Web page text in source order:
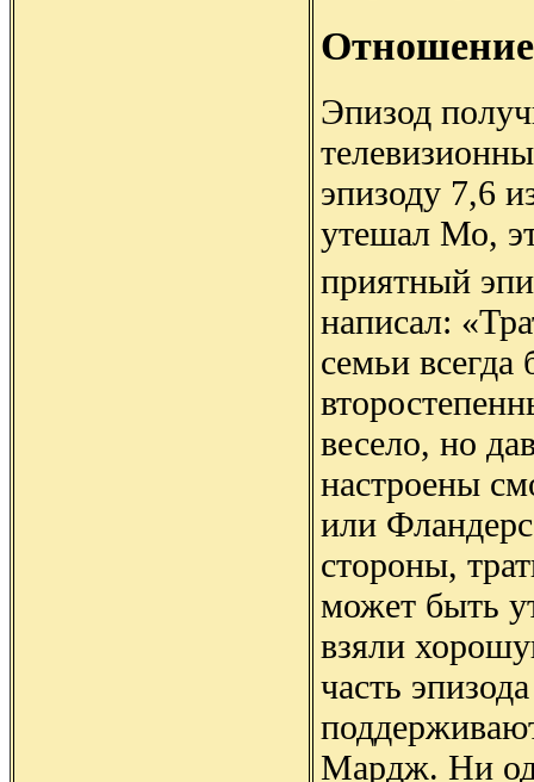
Эпизод
эпизоду 7,6
утешал Мо,
приятный
написал:
семьи
весело, но
настроены
или
стороны,
может быть
взяли
часть
Мардж. Ни